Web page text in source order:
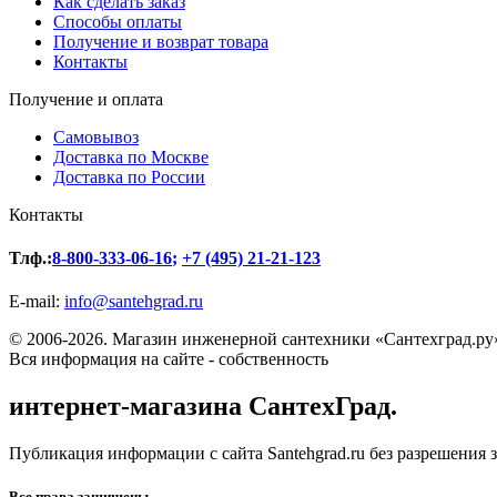
Способы оплаты
Получение и возврат товара
Контакты
Получение и оплата
Самовывоз
Доставка по Москве
Доставка по России
Контакты
Тлф.:8-800-333-06-16; +7 (495) 21-21-123
E-mail: info@santehgrad.ru
© 2006-2026. Магазин инженерной сантехники
Вся информация на сайте - собственность
интернет-магазина СантехГрад.
Публикация информации с сайта Santehgrad.ru без разрешения